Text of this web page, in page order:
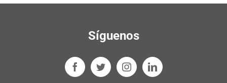
Síguenos